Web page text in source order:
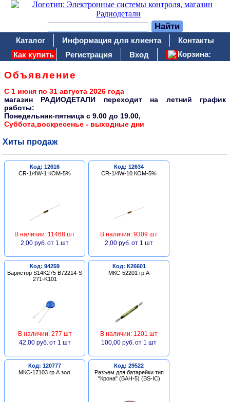
Каталог Информация для клиента
Контакты
Как купить
Регистрация Вход Корзина:
Объявление
С 1 июня по 31 августа 2026 года
магазин РАДИОДЕТАЛИ переходит на летний график
работы:
Понедельник-пятница c 9.00 до 19.00,
Суббота,воскресенье - выходные дни
Хиты продаж
Код: 12616
CR-1/4W-1 КОМ-5%
В наличии: 11468 шт
2,00 руб. от 1 шт
Код: 12634
CR-1/4W-10 КОМ-5%
В наличии: 9309 шт
2,00 руб. от 1 шт
Код: 94259
Варистор S14K275 B72214-S
271-K101
В наличии: 277 шт
42,00 руб. от 1 шт
Код: К26601
МКС-52201 гр.А
В наличии: 1201 шт
100,00 руб. от 1 шт
Код: 120777
МКС-17103 гр.А зол.
Код: 29522
Разъем для батарейки тип
"Крона" (BAH-5) (BS-IC)